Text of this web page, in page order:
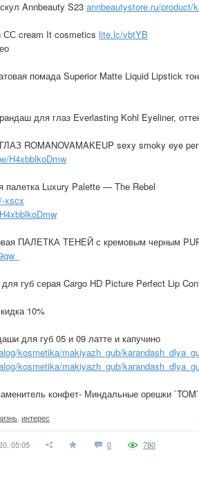
Annbeauty S23 annbeautystore.ru/product/
СС cream It cosmetics lite.lc/vbtYB
помада Superior Matte Liquid Lipstick
для глаз Everlasting Kohl Eyeliner,
ROMANOVAMAKEUP sexy smoky eye
H4xbblkoDmw
палетка Luxury Palette — The Rebel
xscx
ПАЛЕТКА ТЕНЕЙ с кремовым черным
губ серая Cargo HD Picture Perfect Lip
10%
для губ 05 и 09 латте и капучино
kosmetika/makiyazh_gub/
kosmetika/makiyazh_gub/
конфет- Миндальные орешки
интерес
05:05 0 780